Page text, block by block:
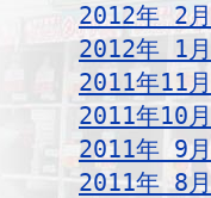
2012年 2月
2012年 1月
2011年11月
2011年10月
2011年 9月
2011年 8月